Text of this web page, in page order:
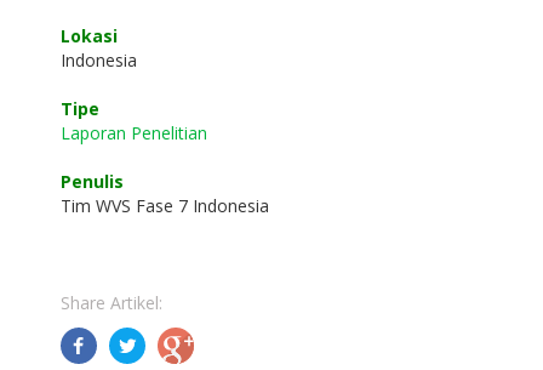
Lokasi
Indonesia
Tipe
Laporan Penelitian
Penulis
Tim WVS Fase 7 Indonesia
Share Artikel: